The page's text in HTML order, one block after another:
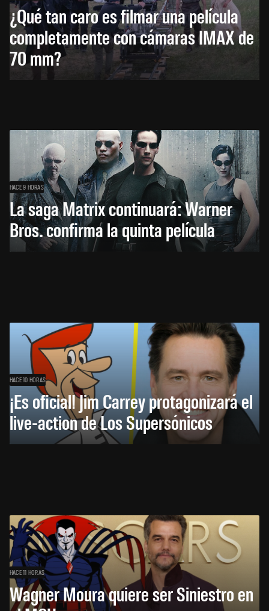
¿Qué tan caro es filmar una película
completamente con cámaras IMAX de
70 mm?
HACE 9 HORAS
La saga Matrix continuará: Warner
Bros. confirma la quinta película
HACE 10 HORAS
¡Es oficial! Jim Carrey protagonizará el
live-action de Los Supersónicos
HACE 11 HORAS
Wagner Moura quiere ser Siniestro en